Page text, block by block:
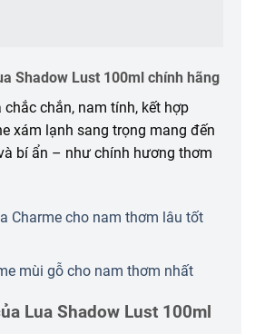
Shadow Lust 100ml chính hãng
chắn, nam tính, kết hợp
xám lạnh sang trọng mang đến
bí ẩn – như chính hương thơm
Charme cho nam thơm lâu tốt
mùi gỗ cho nam thơm nhất
Lua Shadow Lust 100ml